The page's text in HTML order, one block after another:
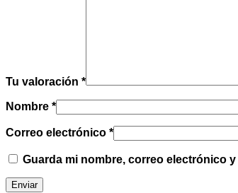
Tu valoración *
Nombre *
Correo electrónico *
Guarda mi nombre, correo electrónico